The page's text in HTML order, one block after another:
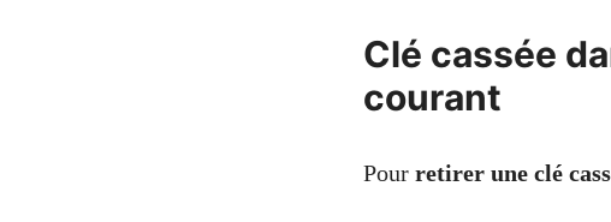
Clé cassée
courant
Pour retirer une clé